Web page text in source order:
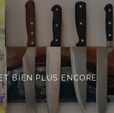
BIEN PLUS ENCORE